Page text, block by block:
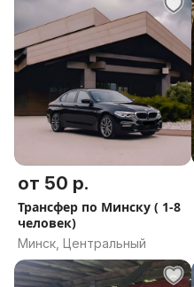
от 50 р.
Трансфер по Минску ( 1-8
человек)
Минск, Центральный